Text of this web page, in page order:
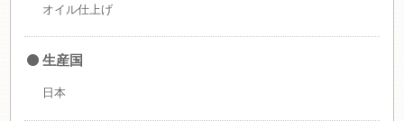
オイル仕上げ
生産国
日本